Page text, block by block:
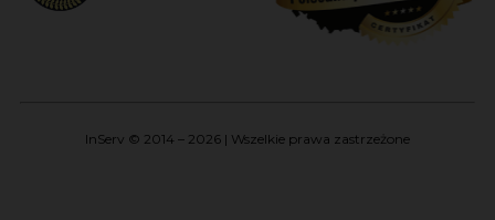
InServ © 2014 – 2026 | Wszelkie prawa zastrzeżone